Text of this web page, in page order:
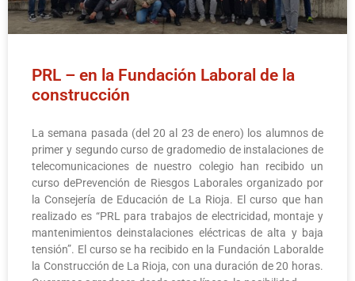
PRL – en la Fundación Laboral de la
construcción
La semana pasada (del 20 al 23 de enero) los alumnos de
primer y segundo curso de gradomedio de instalaciones de
telecomunicaciones de nuestro colegio han recibido un
curso dePrevención de Riesgos Laborales organizado por
la Consejería de Educación de La Rioja. El curso que han
realizado es “PRL para trabajos de electricidad, montaje y
mantenimientos deinstalaciones eléctricas de alta y baja
tensión”. El curso se ha recibido en la Fundación Laboralde
la Construcción de La Rioja, con una duración de 20 horas.